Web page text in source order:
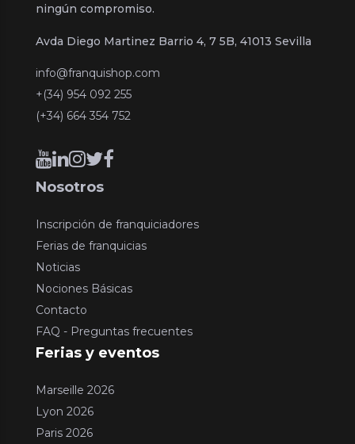
ningún compromiso.
Avda Diego Martinez Barrio 4, 7 5B, 41013 Sevilla
info@franquishop.com
+(34) 954 092 255
(+34) 664 354 752
Nosotros
Inscripción de franquiciadores
Ferias de franquicias
Noticias
Nociones Básicas
Contacto
FAQ - Preguntas frecuentes
Ferias y eventos
Marseille 2026
Lyon 2026
Paris 2026